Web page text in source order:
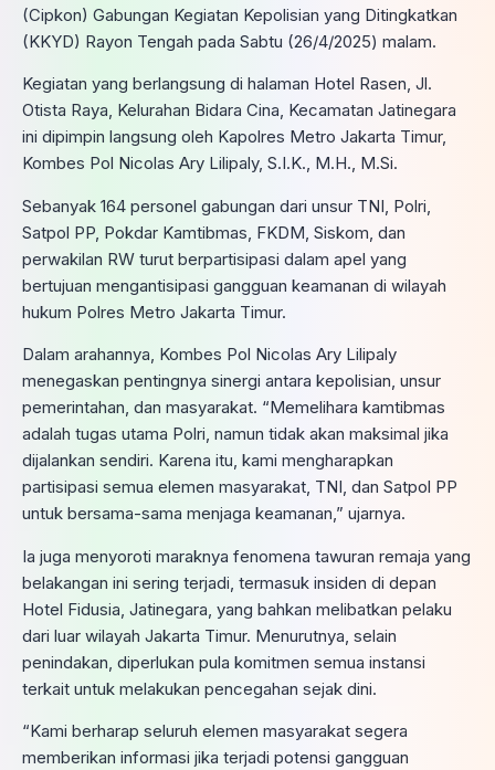
(Cipkon) Gabungan Kegiatan Kepolisian yang Ditingkatkan
(KKYD) Rayon Tengah pada Sabtu (26/4/2025) malam.
Kegiatan yang berlangsung di halaman Hotel Rasen, Jl.
Otista Raya, Kelurahan Bidara Cina, Kecamatan Jatinegara
ini dipimpin langsung oleh Kapolres Metro Jakarta Timur,
Kombes Pol Nicolas Ary Lilipaly, S.I.K., M.H., M.Si.
Sebanyak 164 personel gabungan dari unsur TNI, Polri,
Satpol PP, Pokdar Kamtibmas, FKDM, Siskom, dan
perwakilan RW turut berpartisipasi dalam apel yang
bertujuan mengantisipasi gangguan keamanan di wilayah
hukum Polres Metro Jakarta Timur.
Dalam arahannya, Kombes Pol Nicolas Ary Lilipaly
menegaskan pentingnya sinergi antara kepolisian, unsur
pemerintahan, dan masyarakat. “Memelihara kamtibmas
adalah tugas utama Polri, namun tidak akan maksimal jika
dijalankan sendiri. Karena itu, kami mengharapkan
partisipasi semua elemen masyarakat, TNI, dan Satpol PP
untuk bersama-sama menjaga keamanan,” ujarnya.
Ia juga menyoroti maraknya fenomena tawuran remaja yang
belakangan ini sering terjadi, termasuk insiden di depan
Hotel Fidusia, Jatinegara, yang bahkan melibatkan pelaku
dari luar wilayah Jakarta Timur. Menurutnya, selain
penindakan, diperlukan pula komitmen semua instansi
terkait untuk melakukan pencegahan sejak dini.
“Kami berharap seluruh elemen masyarakat segera
memberikan informasi jika terjadi potensi gangguan